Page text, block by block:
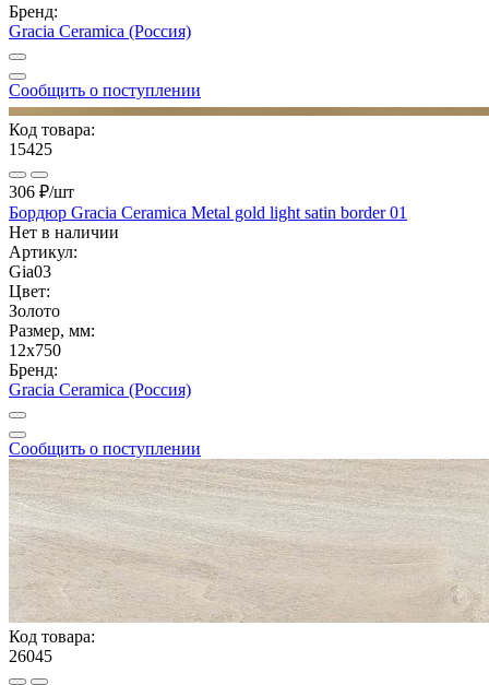
Бренд:
Gracia Ceramica (Россия)
Сообщить о поступлении
Код товара:
15425
306 ₽/шт
Бордюр Gracia Ceramica Metal gold light satin border 01
Нет в наличии
Артикул:
Gia03
Цвет:
Золото
Размер, мм:
12x750
Бренд:
Gracia Ceramica (Россия)
Сообщить о поступлении
Код товара:
26045